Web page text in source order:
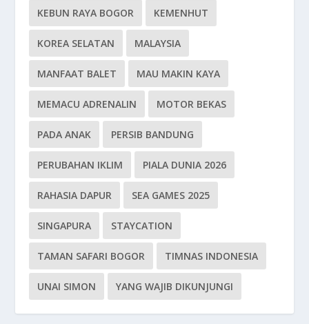
KEBUN RAYA BOGOR KEMENHUT
KOREA SELATAN MALAYSIA
MANFAAT BALET MAU MAKIN KAYA
MEMACU ADRENALIN MOTOR BEKAS
PADA ANAK PERSIB BANDUNG
PERUBAHAN IKLIM PIALA DUNIA 2026
RAHASIA DAPUR SEA GAMES 2025
SINGAPURA STAYCATION
TAMAN SAFARI BOGOR TIMNAS INDONESIA
UNAI SIMON YANG WAJIB DIKUNJUNGI